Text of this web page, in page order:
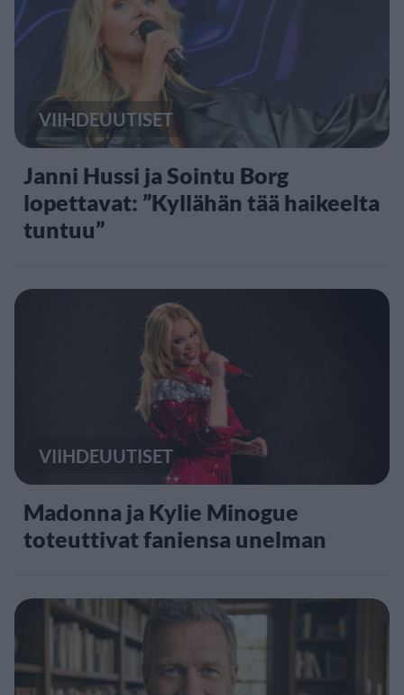
VIIHDEUUTISET
Janni Hussi ja Sointu Borg
lopettavat: ”Kyllähän tää haikeelta
tuntuu”
VIIHDEUUTISET
Madonna ja Kylie Minogue
toteuttivat faniensa unelman